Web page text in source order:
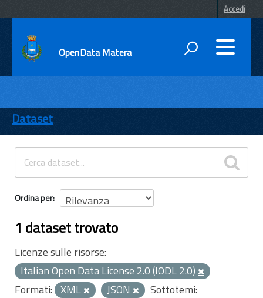
Accedi
OpenData Matera
ENTI
TEMI
INFORMAZIONI
Dataset
Ordina per
1 dataset trovato
Licenze sulle risorse:
Italian Open Data License 2.0 (IODL 2.0)
Formati: XML JSON
Sottotemi: